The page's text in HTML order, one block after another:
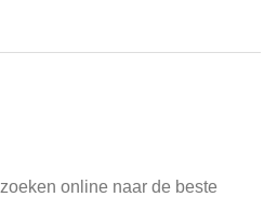
online naar de beste